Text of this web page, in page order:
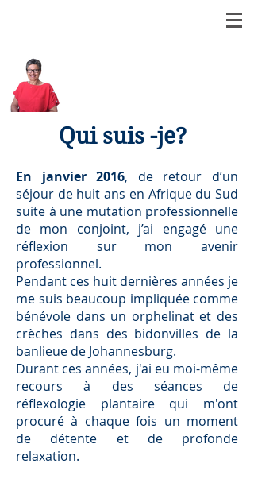
En janvier 2016, de retour d’un
séjour de huit ans en Afrique du Sud
suite à une mutation professionnelle
de mon conjoint, j’ai engagé une
réflexion sur mon avenir
professionnel.
Pendant ces huit dernières années je
me suis beaucoup impliquée comme
bénévole dans un orphelinat et des
crèches dans des bidonvilles de la
banlieue de Johannesburg.
Durant ces années, j'ai eu moi-même
recours à des séances de
réflexologie plantaire qui m'ont
procuré à chaque fois un moment
de détente et de profonde
relaxation.
Qui suis -je?